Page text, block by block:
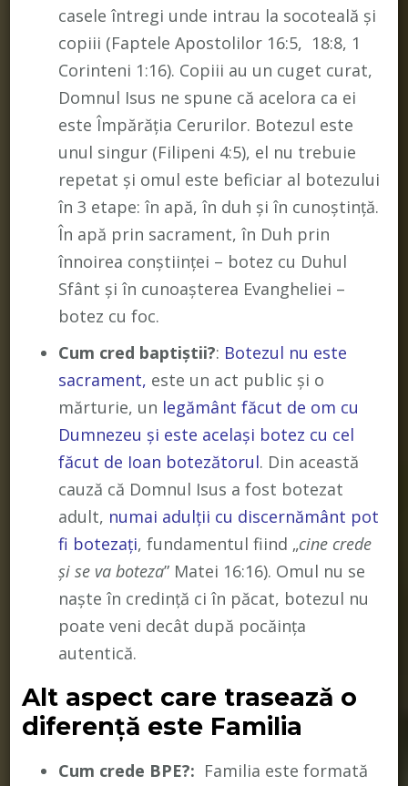
casele întregi unde intrau la socoteală și
copiii (Faptele Apostolilor 16:5, 18:8, 1
Corinteni 1:16). Copiii au un cuget curat,
Domnul Isus ne spune că acelora ca ei
este Împărăția Cerurilor. Botezul este
unul singur (Filipeni 4:5), el nu trebuie
repetat și omul este beficiar al botezului
în 3 etape: în apă, în duh și în cunoștință.
În apă prin sacrament, în Duh prin
înnoirea conștiinței – botez cu Duhul
Sfânt și în cunoașterea Evangheliei –
botez cu foc.
Cum cred baptiștii?: Botezul nu este
sacrament, este un act public și o
mărturie, un legământ făcut de om cu
Dumnezeu și este același botez cu cel
făcut de Ioan botezătorul. Din această
cauză că Domnul Isus a fost botezat
adult, numai adulții cu discernământ pot
fi botezați, fundamentul fiind „cine crede
și se va boteza” Matei 16:16). Omul nu se
naște în credință ci în păcat, botezul nu
poate veni decât după pocăința
autentică.
Alt aspect care trasează o
diferență este Familia
Cum crede BPE?: Familia este formată